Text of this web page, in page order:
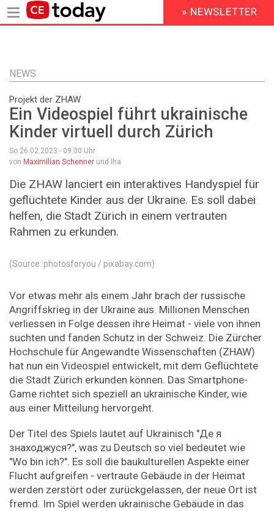
Inhalt
HEADER
MENU
» NEWSLETTER
NEWS
Projekt der ZHAW
Ein Videospiel führt ukrainische
Kinder virtuell durch Zürich
So 26.02.2023 - 09:00 Uhr
von Maximilian Schenner und lha
Die ZHAW lanciert ein interaktives Handyspiel für
geflüchtete Kinder aus der Ukraine. Es soll dabei
helfen, die Stadt Zürich in einem vertrauten
Rahmen zu erkunden.
(Source: photosforyou / pixabay.com)
Vor etwas mehr als einem Jahr brach der russische
Angriffskrieg in der Ukraine aus. Millionen Menschen
verliessen in Folge dessen ihre Heimat - viele von ihnen
suchten und fanden Schutz in der Schweiz. Die Zürcher
Hochschule für Angewandte Wissenschaften (ZHAW)
hat nun ein Videospiel entwickelt, mit dem Geflüchtete
die Stadt Zürich erkunden können. Das Smartphone-
Game richtet sich speziell an ukrainische Kinder, wie
aus einer Mitteilung hervorgeht.
Der Titel des Spiels lautet auf Ukrainisch "Де я
знаходжуся?", was zu Deutsch so viel bedeutet wie
"Wo bin ich?". Es soll die baukulturellen Aspekte einer
Flucht aufgreifen - vertraute Gebäude in der Heimat
werden zerstört oder zurückgelassen, der neue Ort ist
fremd. Im Spiel werden ukrainische Gebäude in das